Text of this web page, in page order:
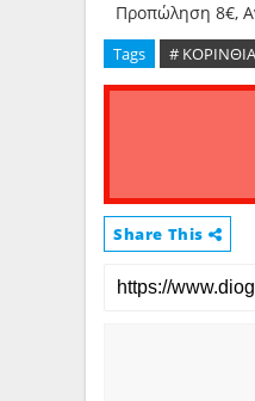
Προπώληση 8€,
Tags # ΚΟΡΙΝΘΙΑ
Share This